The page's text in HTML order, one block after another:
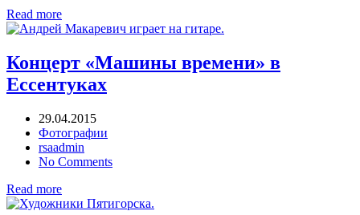
Read more
Концерт «Машины времени» в
Ессентуках
29.04.2015
Фотографии
rsaadmin
No Comments
Read more